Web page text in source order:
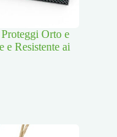
Orto e
e Resistente ai